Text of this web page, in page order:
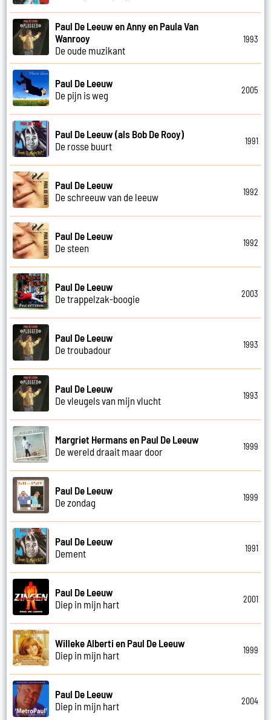
Paul De Leeuw en Anny en Paula Van
Wanrooy
De oude muzikant
1993
Paul De Leeuw
De pijn is weg
2005
Paul De Leeuw (als Bob De Rooy)
De rosse buurt
1991
Paul De Leeuw
De schreeuw van de leeuw
1992
Paul De Leeuw
De steen
1992
Paul De Leeuw
De trappelzak-boogie
2003
Paul De Leeuw
De troubadour
1993
Paul De Leeuw
De vleugels van mijn vlucht
1993
Margriet Hermans en Paul De Leeuw
De wereld draait maar door
1999
Paul De Leeuw
De zondag
1999
Paul De Leeuw
Dement
1991
Paul De Leeuw
Diep in mijn hart
2001
Willeke Alberti en Paul De Leeuw
Diep in mijn hart
1999
Paul De Leeuw
Diep in mijn hart
2004